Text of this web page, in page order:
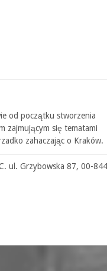
od początku stworzenia
zajmującym się tematami
zahaczając o Kraków.
ul. Grzybowska 87, 00-844